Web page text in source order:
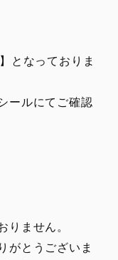
となっておりま
ールにてご確認
りません。
がとうございま